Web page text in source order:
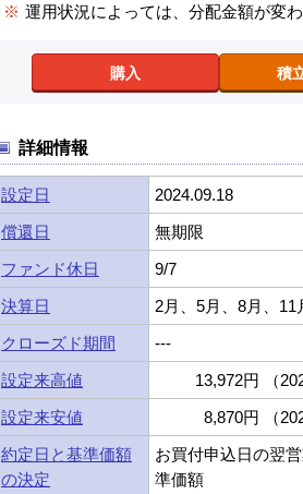
※ 運用状況によっては、分配金額が変
購入 積
詳細情報
設定日
2024.09.18
償還日
無期限
ファンド休日
9/7
決算日
2月、5月、8月、11
クローズド期間
---
設定来高値
13,972円 （
設定来安値
8,870円 （
約定日と基準価額
の決定
お買付申込日の翌
準価額